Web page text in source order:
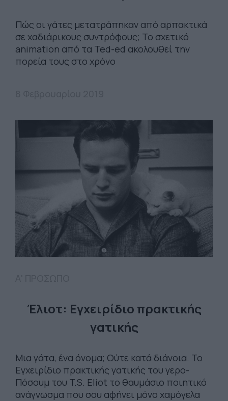
Πώς οι γάτες μετατράπηκαν από αρπακτικά
σε χαδιάρικους συντρόφους; Το σχετικό
animation από τα Ted-ed ακολουθεί την
πορεία τους στο χρόνο
Έλιοτ: Εγχειρίδιο πρακτικής
γατικής
Μια γάτα, ένα όνομα; Ούτε κατά διάνοια. Το
Εγχειρίδιο πρακτικής γατικής του γερο-
Πόσουμ του T.S. Eliot το θαυμάσιο ποιητικό
ανάγνωσμα που σου αφήνει μόνο χαμόγελα